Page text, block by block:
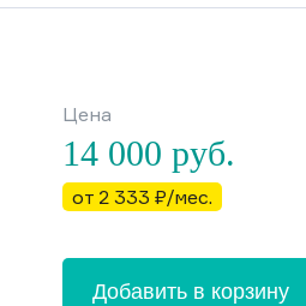
Цена
14 000 руб.
от 2 333 ₽/мес.
Добавить в корзину